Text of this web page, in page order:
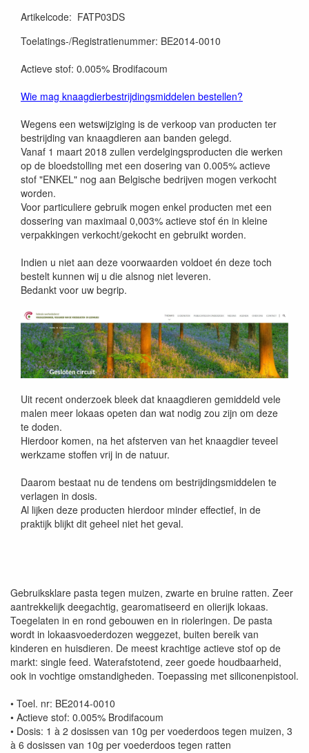
Artikelcode: FATP03DS
Toelatings-/Registratienummer: BE2014-0010
Actieve stof: 0.005% Brodifacoum
Wie mag knaagdierbestrijdingsmiddelen bestellen?
Wegens een wetswijziging is de verkoop van producten ter
bestrijding van knaagdieren aan banden gelegd.
Vanaf 1 maart 2018 zullen verdelgingsproducten die werken
op de bloedstolling met een dosering van 0.005% actieve
stof "ENKEL" nog aan Belgische bedrijven mogen verkocht
worden.
Voor particuliere gebruik mogen enkel producten met een
dossering van maximaal 0,003% actieve stof én in kleine
verpakkingen verkocht/gekocht en gebruikt worden.
Indien u niet aan deze voorwaarden voldoet én deze toch
bestelt kunnen wij u die alsnog niet leveren.
Bedankt voor uw begrip.
Uit recent onderzoek bleek dat knaagdieren gemiddeld vele
malen meer lokaas opeten dan wat nodig zou zijn om deze
te doden.
Hierdoor komen, na het afsterven van het knaagdier teveel
werkzame stoffen vrij in de natuur.
Daarom bestaat nu de tendens om bestrijdingsmiddelen te
verlagen in dosis.
Al lijken deze producten hierdoor minder effectief, in de
praktijk blijkt dit geheel niet het geval.
Gebruiksklare pasta tegen muizen, zwarte en bruine ratten. Zeer
aantrekkelijk deegachtig, gearomatiseerd en olierijk lokaas.
Toegelaten in en rond gebouwen en in rioleringen. De pasta
wordt in lokaasvoederdozen weggezet, buiten bereik van
kinderen en huisdieren. De meest krachtige actieve stof op de
markt: single feed. Waterafstotend, zeer goede houdbaarheid,
ook in vochtige omstandigheden. Toepassing met siliconenpistool.
• Toel. nr: BE2014-0010
• Actieve stof: 0.005% Brodifacoum
• Dosis: 1 à 2 dosissen van 10g per voederdoos tegen muizen, 3
à 6 dosissen van 10g per voederdoos tegen ratten